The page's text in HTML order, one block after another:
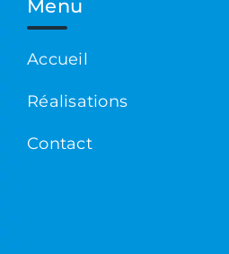
Menu
Accueil
Réalisations
Contact